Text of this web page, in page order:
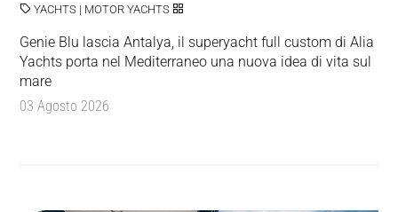
YACHTS | MOTOR YACHTS
Genie Blu lascia Antalya, il superyacht full custom di Alia
Yachts porta nel Mediterraneo una nuova idea di vita sul
mare
03 Agosto 2026